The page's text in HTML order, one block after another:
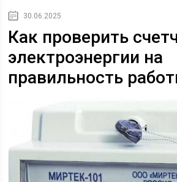
30.06.2025
Как проверить
электроэнергии на
правильность